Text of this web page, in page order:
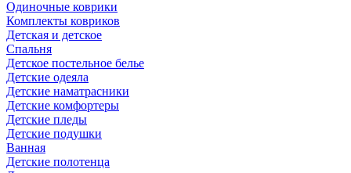
Одиночные коврики
Комплекты ковриков
Детская и детское
Спальня
Детское постельное белье
Детские одеяла
Детские наматрасники
Детские комфортеры
Детские пледы
Детские подушки
Ванная
Детские полотенца